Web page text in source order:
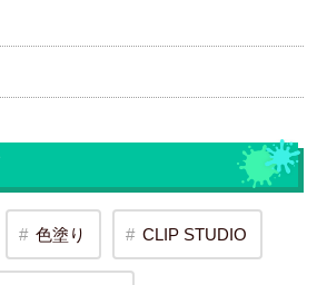
色塗り CLIP STUDIO